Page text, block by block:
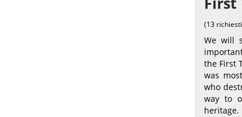
(13
We will
the First
was
who
way to
heritage.